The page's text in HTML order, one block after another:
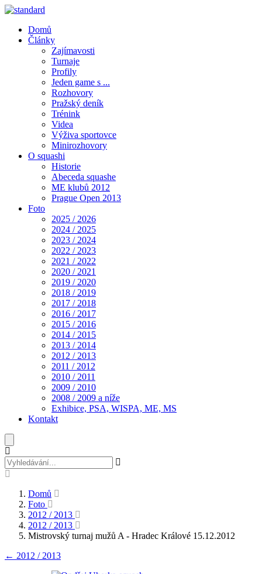
Domů
Články
Zajímavosti
Turnaje
Profily
Jeden game s ...
Rozhovory
Pražský deník
Trénink
Videa
Výživa sportovce
Minirozhovory
O squashi
Historie
Abeceda squashe
ME klubů 2012
Prague Open 2013
Foto
2025 / 2026
2024 / 2025
2023 / 2024
2022 / 2023
2021 / 2022
2020 / 2021
2019 / 2020
2018 / 2019
2017 / 2018
2016 / 2017
2015 / 2016
2014 / 2015
2013 / 2014
2012 / 2013
2011 / 2012
2010 / 2011
2009 / 2010
2008 / 2009 a níže
Exhibice, PSA, WISPA, ME, MS
Kontakt
Domů
Foto
2012 / 2013
2012 / 2013
Mistrovský turnaj mužů A - Hradec Králové 15.12.2012
← 2012 / 2013